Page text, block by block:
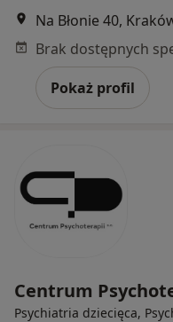
Na Błonie 40,
Pokaż profil
Centrum
Psychiatria dziecięca,